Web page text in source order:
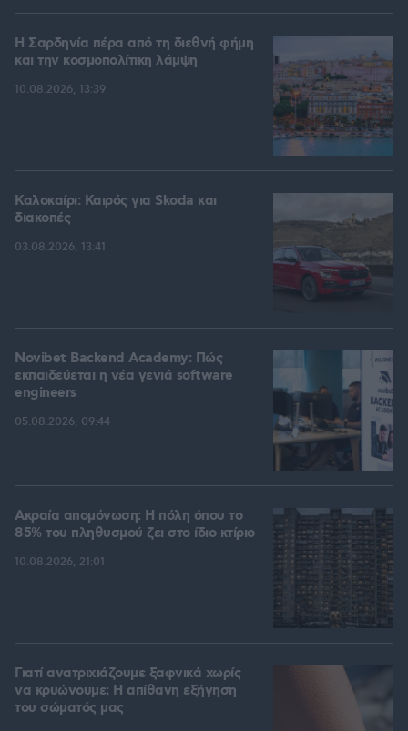
Η Σαρδηνία πέρα από τη διεθνή φήμη
και την κοσμοπολίτικη λάμψη
10.08.2026, 13:39
Καλοκαίρι: Καιρός για Skoda και
διακοπές
03.08.2026, 13:41
Novibet Backend Academy: Πώς
εκπαιδεύεται η νέα γενιά software
engineers
05.08.2026, 09:44
Ακραία απομόνωση: Η πόλη όπου το
85% του πληθυσμού ζει στο ίδιο κτίριο
10.08.2026, 21:01
Γιατί ανατριχιάζουμε ξαφνικά χωρίς
να κρυώνουμε; Η απίθανη εξήγηση
του σώματός μας